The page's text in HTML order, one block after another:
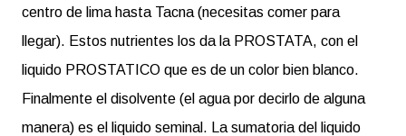
centro de lima hasta Tacna (necesitas comer para
llegar). Estos nutrientes los da la PROSTATA, con el
liquido PROSTATICO que es de un color bien blanco.
Finalmente el disolvente (el agua por decirlo de alguna
manera) es el liquido seminal. La sumatoria del liquido